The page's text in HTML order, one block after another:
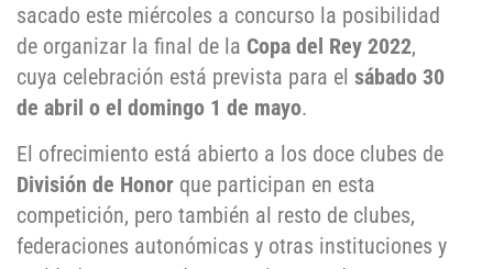
sacado este miércoles a concurso la posibilidad
de organizar la final de la Copa del Rey 2022,
cuya celebración está prevista para el sábado 30
de abril o el domingo 1 de mayo.
El ofrecimiento está abierto a los doce clubes de
División de Honor que participan en esta
competición, pero también al resto de clubes,
federaciones autonómicas y otras instituciones y